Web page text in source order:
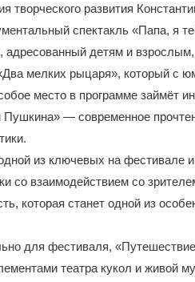
творческого развития
спектакль «Папа, я
адресованный детям и
мелких рыцаря», который с
место в программе займёт
— современное
из ключевых на фестивале
со взаимодействием со
которая станет одной из
для фестиваля,
театра кукол и живой